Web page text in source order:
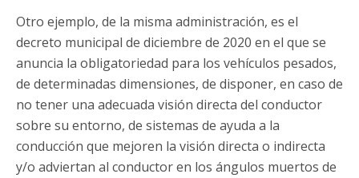
Otro ejemplo, de la misma administración, es el
decreto municipal de diciembre de 2020 en el que se
anuncia la obligatoriedad para los vehículos pesados,
de determinadas dimensiones, de disponer, en caso de
no tener una adecuada visión directa del conductor
sobre su entorno, de sistemas de ayuda a la
conducción que mejoren la visión directa o indirecta
y/o adviertan al conductor en los ángulos muertos de